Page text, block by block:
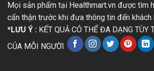
Mọi sản phẩm tại Healthmart.vn được tìm
cẩn thận trước khi đưa thông tin đến khách
*LƯU Ý : KẾT QUẢ CÓ THỂ ĐA DẠNG TÙY
CỦA MỖI NGƯỜI